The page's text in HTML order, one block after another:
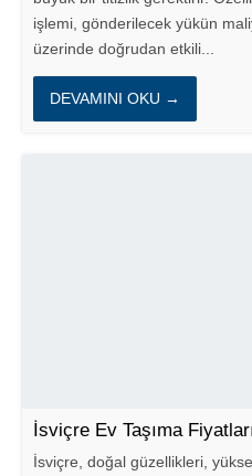
işlemi, gönderilecek yükün
üzerinde doğrudan etkili...
DEVAMINI OKU →
İsviçre Ev Taşıma
İsviçre, doğal güzellikleri,